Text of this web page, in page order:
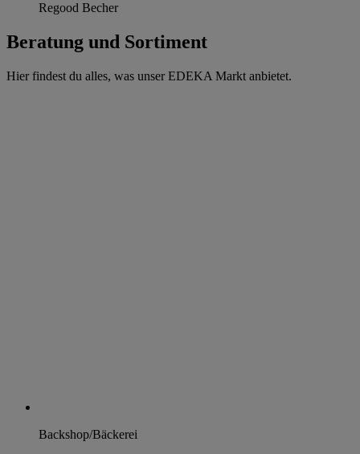
Regood Becher
Beratung und Sortiment
Hier findest du alles, was unser EDEKA Markt anbietet.
Backshop/Bäckerei